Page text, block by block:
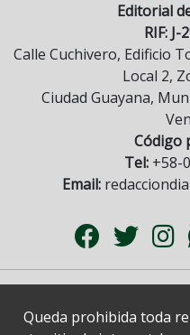
Editorial
RIF:
Calle Cuchivero, Edificio
Local 2,
Ciudad Guayana,
Código
Tel:+58-
Email:
Queda prohibida toda